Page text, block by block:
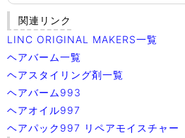
関連リンク
LINC ORIGINAL MAKERS一覧
ヘアバーム一覧
ヘアスタイリング剤一覧
ヘアバーム993
ヘアオイル997
ヘアパック997 リペアモイスチャー